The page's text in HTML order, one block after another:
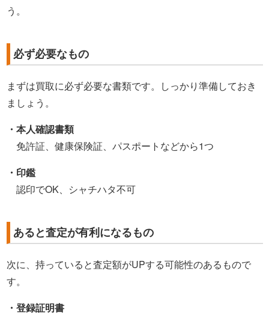
う。
必ず必要なもの
まずは買取に必ず必要な書類です。しっかり準備しておき
ましょう。
・本人確認書類
免許証、健康保険証、パスポートなどから1つ
・印鑑
認印でOK、シャチハタ不可
あると査定が有利になるもの
次に、持っていると査定額がUPする可能性のあるもので
す。
・登録証明書